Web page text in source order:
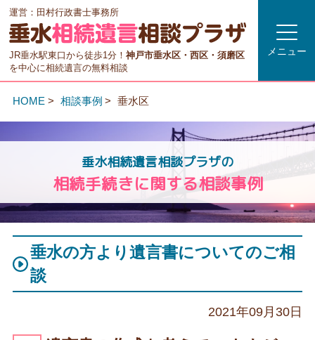
運営：田村行政書士事務所
JR垂水駅東口から徒歩1分！神戸市垂水区・西区・須磨区
を中心に相続遺言の無料相談
メニュー
HOME 相談事例 垂水区
垂水相続遺言相談プラザの
相続手続きに関する相談事例
垂水の方より遺言書についてのご相
談
2021年09月30日